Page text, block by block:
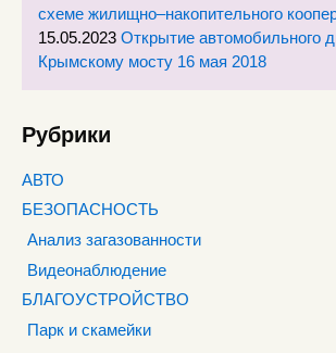
схеме жилищно–накопительного
15.05.2023 Открытие автомобильного
Крымскому мосту 16 мая 2018
Рубрики
АВТО
БЕЗОПАСНОСТЬ
Анализ загазованности
Видеонаблюдение
БЛАГОУСТРОЙСТВО
Парк и скамейки